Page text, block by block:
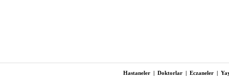
Hastaneler | Doktorlar | Eczaneler |